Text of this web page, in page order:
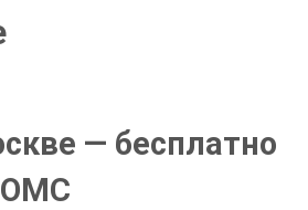
— бесплатно
ОМС